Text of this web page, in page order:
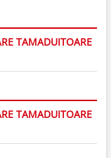
TAMADUITOARE
TAMADUITOARE